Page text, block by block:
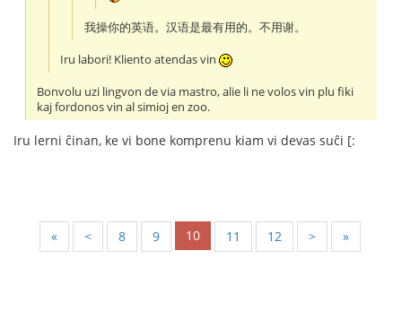
我操你的英语。汉语是最有用的。不用谢。
Iru labori! Kliento atendas vin
Bonvolu uzi lingvon de via mastro, alie li ne volos vin plu fiki
kaj fordonos vin al simioj en zoo.
Iru lerni ĉinan, ke vi bone komprenu kiam vi devas suĉi [:
« < 8 9 10 11 12 > »